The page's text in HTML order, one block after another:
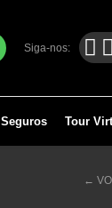
Siga-nos:
Seguros Tour
←